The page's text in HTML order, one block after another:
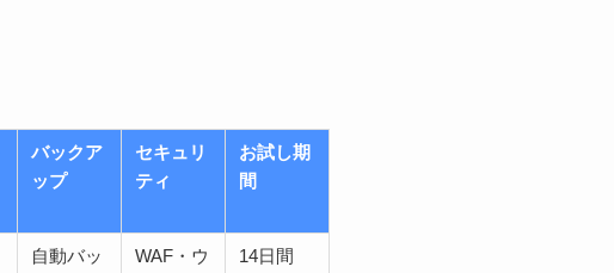
バックア
ップ
セキュリ
ティ
お試し期
間
自動バッ
WAF・ウ
14日間